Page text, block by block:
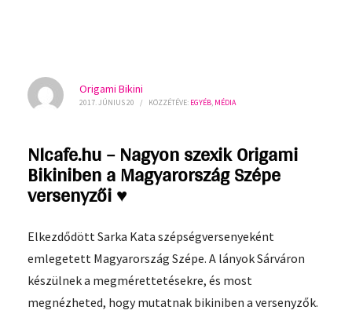
Origami Bikini
2017. JÚNIUS 20 / KÖZZÉTÉVE: EGYÉB, MÉDIA
Nlcafe.hu – Nagyon szexik Origami
Bikiniben a Magyarország Szépe
versenyzői ♥
Elkezdődött Sarka Kata szépségversenyeként
emlegetett Magyarország Szépe. A lányok Sárváron
készülnek a megmérettetésekre, és most
megnézheted, hogy mutatnak bikiniben a versenyzők.